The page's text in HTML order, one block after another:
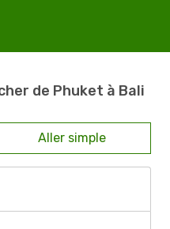
de Phuket à Bali
Aller simple